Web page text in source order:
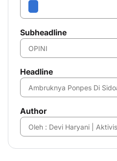
Subheadline
Headline
Author